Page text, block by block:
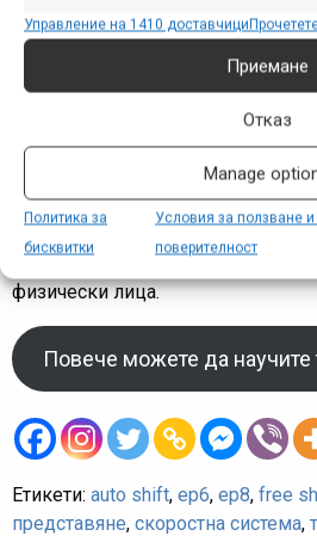
Управление на 1410 доставчици
Приемане
Отказ
Manage
Политика за
бисквитки
Условия за ползване и
поверителност
изберете някой от
Повече може да прочетете в
https://mtb.shimano.com/stories/
Харесва ли ви
Искате ли и занапред да има
можете да подкрепите дейността
физически лица.
Повече можете да научите
Етикети: auto shift, ep6, ep8, free
представяне, скоростна система,